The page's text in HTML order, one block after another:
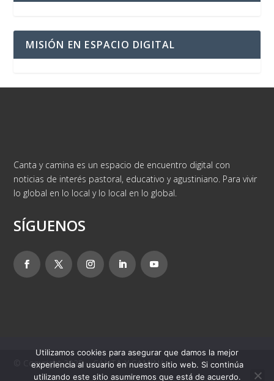
MISIÓN EN ESPACIO DIGITAL
Canta y camina es un espacio de encuentro digital con
noticias de interés pastoral, educativo y agustiniano. Para vivir
lo global en lo local y lo local en lo global.
SÍGUENOS
© Copyright 2025 – CANTA Y CAMINA
Utilizamos cookies para asegurar que damos la mejor
experiencia al usuario en nuestro sitio web. Si continúa
utilizando este sitio asumiremos que está de acuerdo.